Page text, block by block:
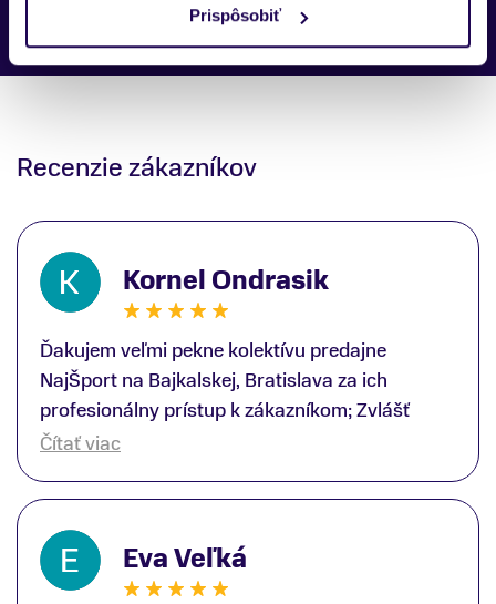
Prispôsobiť
Recenzie zákazníkov
Kornel Ondrasik
Ďakujem veľmi pekne kolektívu predajne
NajŠport na Bajkalskej, Bratislava za ich
profesionálny prístup k zákazníkom; Zvlášť
ďakujem špecialistovi Martinovi Gunišovi za
lyžiarskej obuvi, ako aj prilby.. všetko značka
Atomic; Pán Martin Guniš mi svojou
odbornosťou otvoril nové obzory a dozvedel
som sa, vďaka jeho profesionálnemu prístupu k
Čítať viac
Eva Veľká